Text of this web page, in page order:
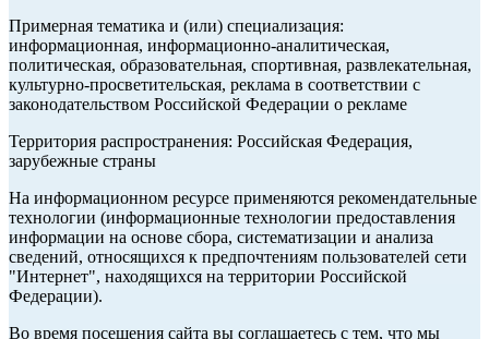
Примерная тематика и (или) специализация:
информационная, информационно-аналитическая,
политическая, образовательная, спортивная, развлекательная,
культурно-просветительская, реклама в соответствии с
законодательством Российской Федерации о рекламе
Территория распространения: Российская Федерация,
зарубежные страны
На информационном ресурсе применяются рекомендательные
технологии (информационные технологии предоставления
информации на основе сбора, систематизации и анализа
сведений, относящихся к предпочтениям пользователей сети
"Интернет", находящихся на территории Российской
Федерации).
Во время посещения сайта вы соглашаетесь с тем, что мы